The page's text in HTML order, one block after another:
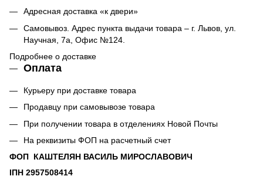
Адресная доставка «к двери»
Самовывоз. Адрес пункта выдачи товара – г. Львов, ул.
Научная, 7а, Офис №124.
Подробнее о доставке
Оплата
Курьеру при доставке товара
Продавцу при самовывозе товара
При получении товара в отделениях Новой Почты
На реквизиты ФОП на расчетный счет
ФОП КАШТЕЛЯН ВАСИЛЬ МИРОСЛАВОВИЧ
ІПН 2957508414